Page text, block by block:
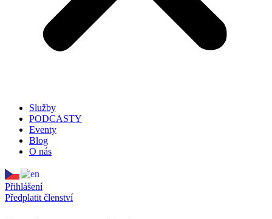
Služby
PODCASTY
Eventy
Blog
O nás
Přihlášení
Předplatit členství